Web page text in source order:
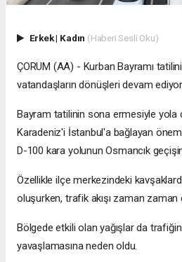
Erkek| Kadın (Haberi Sesli Oku)
ÇORUM (AA) - Kurban Bayramı
vatandaşların dönüşleri devam
Bayram tatilinin sona ermesiyle yola
Karadeniz'i İstanbul'a bağlayan
D-100 kara yolunun Osmancık
Özellikle ilçe merkezindeki
oluşurken, trafik akışı zaman zaman
Bölgede etkili olan yağışlar da trafiğin
yavaşlamasına neden oldu.